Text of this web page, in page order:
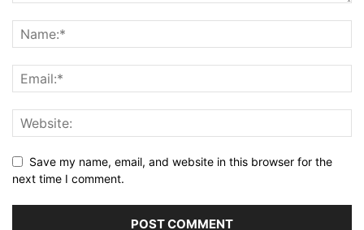
Save my name, email, and website in this browser for the
next time I comment.